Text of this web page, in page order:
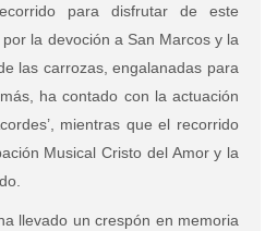
para disfrutar de este
la devoción a San Marcos y la
las carrozas, engalanadas para
ha contado con la actuación
mientras que el recorrido
Musical Cristo del Amor y la
llevado un crespón en memoria